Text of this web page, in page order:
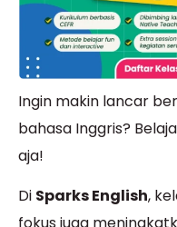
Ingin makin lancar
bahasa Inggris?
aja!
Di Sparks English,